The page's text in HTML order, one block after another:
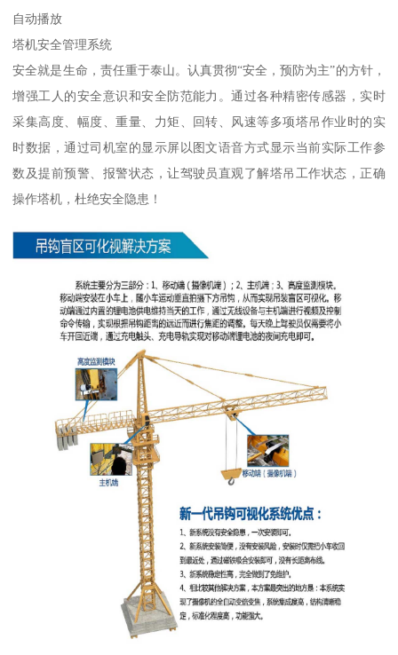
自动播放
塔机安全管理系统
安全就是生命，责任重于泰山。认真贯彻“安全，预防为主”的方针，
增强工人的安全意识和安全防范能力。通过各种精密传感器，实时
采集高度、幅度、重量、力矩、回转、风速等多项塔吊作业时的实
时数据，通过司机室的显示屏以图文语音方式显示当前实际工作参
数及提前预警、报警状态，让驾驶员直观了解塔吊工作状态，正确
操作塔机，杜绝安全隐患！